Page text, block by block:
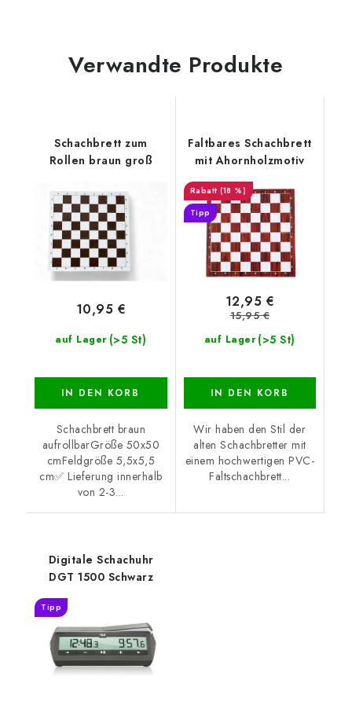
Verwandte Produkte
Schachbrett zum
Rollen braun groß
auf Lager (>5 St)
10,95 €
IN DEN KORB
Schachbrett braun
aufrollbarGröße 50x50
cmFeldgröße 5,5x5,5
cm✅ Lieferung innerhalb
von 2-3...
Faltbares Schachbrett
mit Ahornholzmotiv
(18 %)
Tipp
auf Lager (>5 St)
12,95 €
15,95 €
IN DEN KORB
Wir haben den Stil der
alten Schachbretter mit
einem hochwertigen PVC-
Faltschachbrett...
Digitale Schachuhr
DGT 1500 Schwarz
Tipp